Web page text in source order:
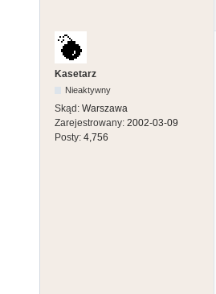
Kasetarz
Nieaktywny
Skąd: Warszawa
Zarejestrowany: 2002-03-09
Posty: 4,756